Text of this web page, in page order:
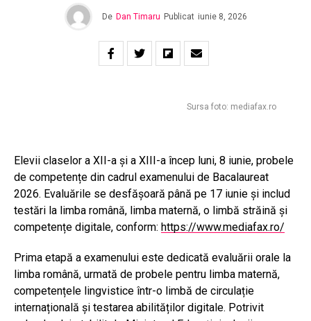
De Dan Timaru Publicat iunie 8, 2026
Sursa foto: mediafax.ro
Elevii claselor a XII-a și a XIII-a încep luni, 8 iunie, probele
de competențe din cadrul examenului de Bacalaureat
2026. Evaluările se desfășoară până pe 17 iunie și includ
testări la limba română, limba maternă, o limbă străină și
competențe digitale, conform: https://www.mediafax.ro/
Prima etapă a examenului este dedicată evaluării orale la
limba română, urmată de probele pentru limba maternă,
competențele lingvistice într-o limbă de circulație
internațională și testarea abilităților digitale. Potrivit